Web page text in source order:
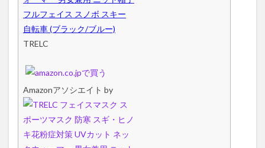
フルフェイス スノボ スキー
自転車 (ブラック/ブルー)
TRELC
Amazonアソシエイト by